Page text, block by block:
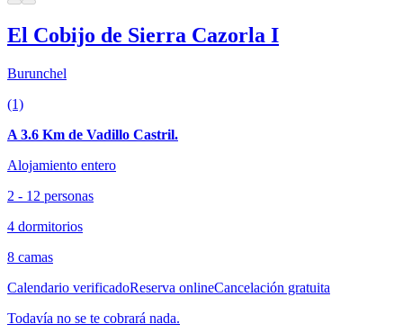
El Cobijo de Sierra Cazorla I
Burunchel
(1)
A 3.6 Km de Vadillo Castril.
Alojamiento entero
2 - 12 personas
4 dormitorios
8 camas
Calendario verificadoReserva onlineCancelación gratuita
Todavía no se te cobrará nada.